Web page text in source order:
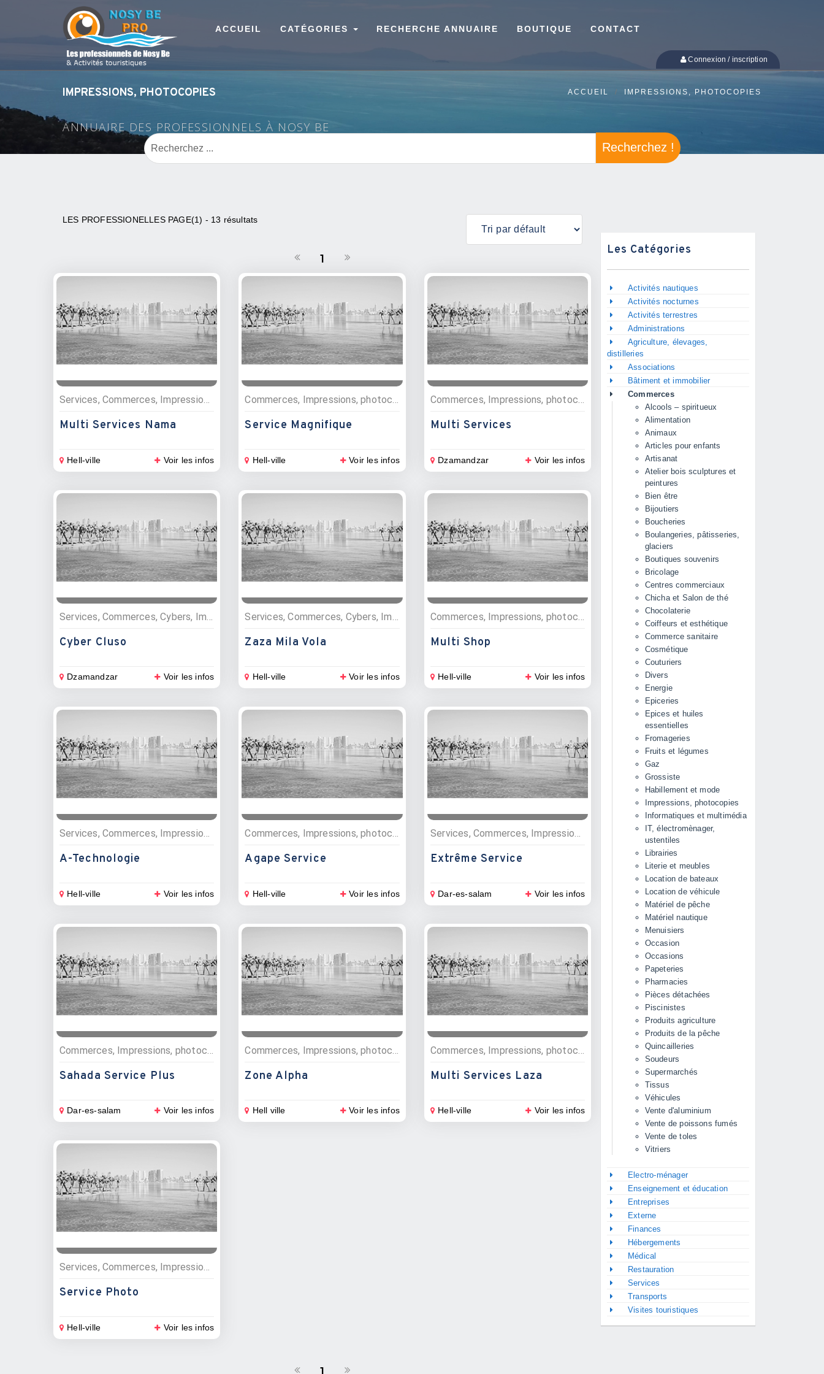
ACCUEIL CATÉGORIES RECHERCHE ANNUAIRE BOUTIQUE CONTACT
Connexion / inscription
IMPRESSIONS, PHOTOCOPIES
ANNUAIRE DES PROFESSIONNELS À NOSY BE
ACCUEIL IMPRESSIONS, PHOTOCOPIES
Recherchez !
LES PROFESSIONELLES PAGE(1) - 13 résultats
1
Services, Commerces, Impressions, photocopies, Medias
Multi Services Nama
Hell-ville Voir les infos
Commerces, Impressions, photocopies
Service Magnifique
Hell-ville Voir les infos
Commerces, Impressions, photocopies
Multi Services
Dzamandzar Voir les infos
Cyber Cluso
Dzamandzar Voir les infos
Zaza Mila Vola
Hell-ville Voir les infos
Multi Shop
Hell-ville Voir les infos
Services, Commerces, Impressions, photocopies, Photographes
A-Technologie
Hell-ville Voir les infos
Commerces, Impressions, photocopies
Agape Service
Hell-ville Voir les infos
Services, Commerces, Impressions, photocopies, Photographes
Extrême Service
Dar-es-salam Voir les infos
Sahada Service Plus
Dar-es-salam Voir les infos
Zone Alpha
Hell ville Voir les infos
Multi Services Laza
Hell-ville Voir les infos
Services, Commerces, Impressions, photocopies, Photographes, Informatiques et multimédia
Service Photo
Hell-ville Voir les infos
1
Les Catégories
Activités nautiques
Activités nocturnes
Activités terrestres
Administrations
Agriculture, élevages,
distilleries
Associations
Bâtiment et immobilier
Commerces
Alcools – spiritueux
Alimentation
Animaux
Articles pour enfants
Artisanat
Atelier bois sculptures et
peintures
Bien être
Bijoutiers
Boucheries
Boulangeries, pâtisseries,
glaciers
Boutiques souvenirs
Bricolage
Centres commerciaux
Chicha et Salon de thé
Chocolaterie
Coiffeurs et esthétique
Commerce sanitaire
Cosmétique
Couturiers
Divers
Energie
Epiceries
Epices et huiles
essentielles
Fromageries
Fruits et légumes
Gaz
Grossiste
Habillement et mode
Impressions, photocopies
Informatiques et multimédia
IT, électromènager,
ustentiles
Librairies
Literie et meubles
Location de bateaux
Location de véhicule
Matériel de pêche
Matériel nautique
Menuisiers
Occasion
Occasions
Papeteries
Pharmacies
Pièces détachées
Piscinistes
Produits agriculture
Produits de la pêche
Quincailleries
Soudeurs
Supermarchés
Tissus
Véhicules
Vente d'aluminium
Vente de poissons fumés
Vente de toles
Vitriers
Electro-ménager
Enseignement et éducation
Entreprises
Externe
Finances
Hébergements
Médical
Restauration
Services
Transports
Visites touristiques